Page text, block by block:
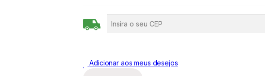
e
Adicionar aos meus desejos